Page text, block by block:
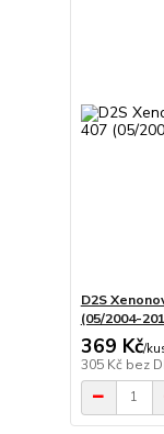
D2S
(05/2004-
369 Kč/
305 Kč bez